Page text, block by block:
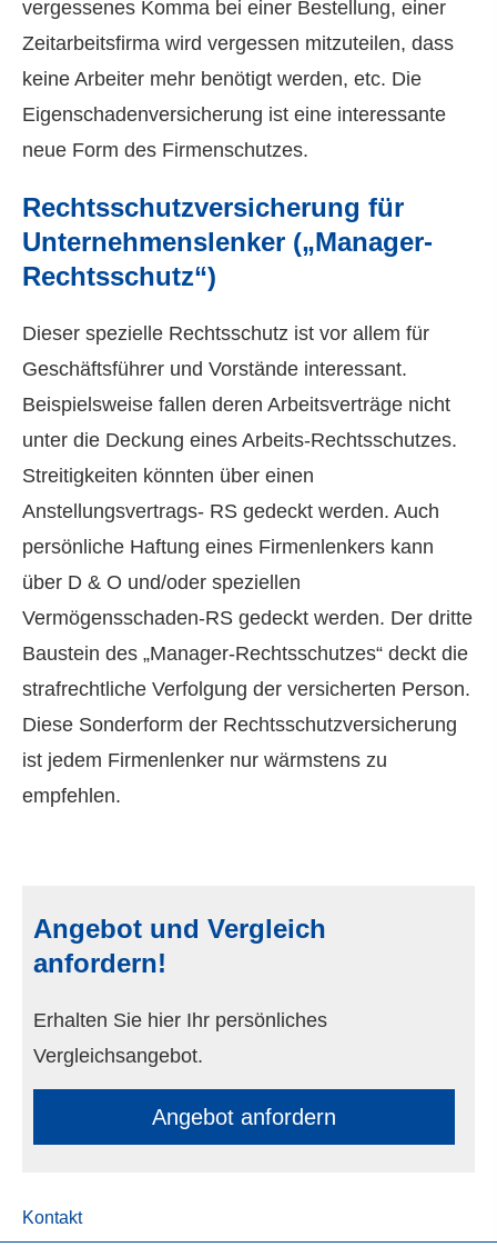
vergessenes Komma bei einer Bestellung, einer
Zeitarbeitsfirma wird vergessen mitzuteilen, dass
keine Arbeiter mehr benötigt werden, etc. Die
Eigenschadenversicherung ist eine interessante
neue Form des Firmenschutzes.
Rechts­schutz­ver­si­che­rung für
Unternehmenslenker („Manager-
Rechtsschutz“)
Dieser spezielle Rechtsschutz ist vor allem für
Geschäftsführer und Vorstände interessant.
Beispielsweise fallen deren Arbeitsverträge nicht
unter die Deckung eines Arbeits-Rechtsschutzes.
Streitigkeiten könnten über einen
Anstellungsvertrags- RS gedeckt werden. Auch
persönliche Haftung eines Firmenlenkers kann
über D & O und/oder speziellen
Vermögensschaden-RS gedeckt werden. Der dritte
Baustein des „Manager-Rechtsschutzes“ deckt die
strafrechtliche Verfolgung der versicherten Person.
Diese Sonderform der Rechts­schutz­ver­si­che­rung
ist jedem Firmenlenker nur wärmstens zu
empfehlen.
Angebot und Vergleich
anfordern!
Erhalten Sie hier Ihr persönliches
Vergleichsangebot.
An­ge­bot an­for­dern
Kontakt